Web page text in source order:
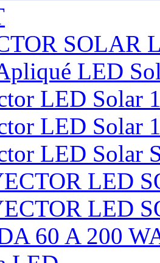
SOLAR
LED
LED Solar
LED Solar
LED Solar
LED
LED
60 A 200